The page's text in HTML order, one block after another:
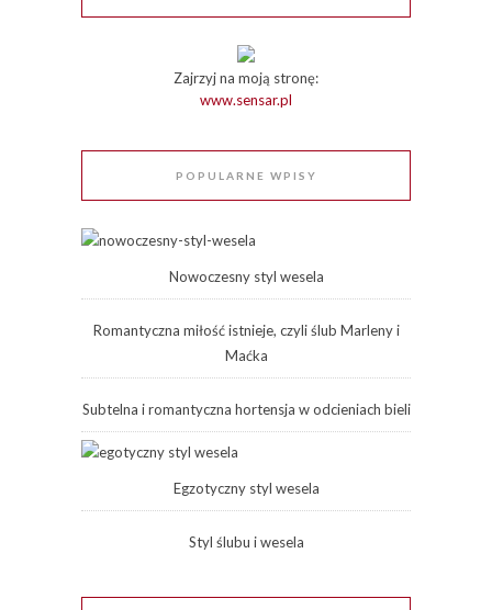
Zajrzyj na moją stronę:
www.sensar.pl
POPULARNE WPISY
Nowoczesny styl wesela
Romantyczna miłość istnieje, czyli ślub Marleny i
Maćka
Subtelna i romantyczna hortensja w odcieniach bieli
Egzotyczny styl wesela
Styl ślubu i wesela